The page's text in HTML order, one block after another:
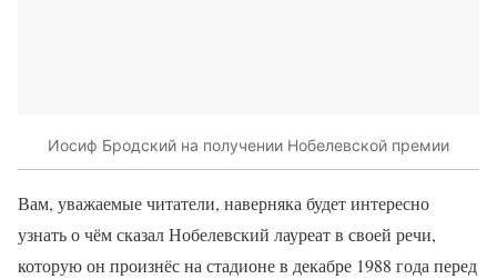
Иосиф Бродский на получении Нобелевской премии
Вам, уважаемые читатели, наверняка будет интересно
узнать о чём сказал Нобелевский лауреат в своей речи,
которую он произнёс на стадионе в декабре 1988 года перед